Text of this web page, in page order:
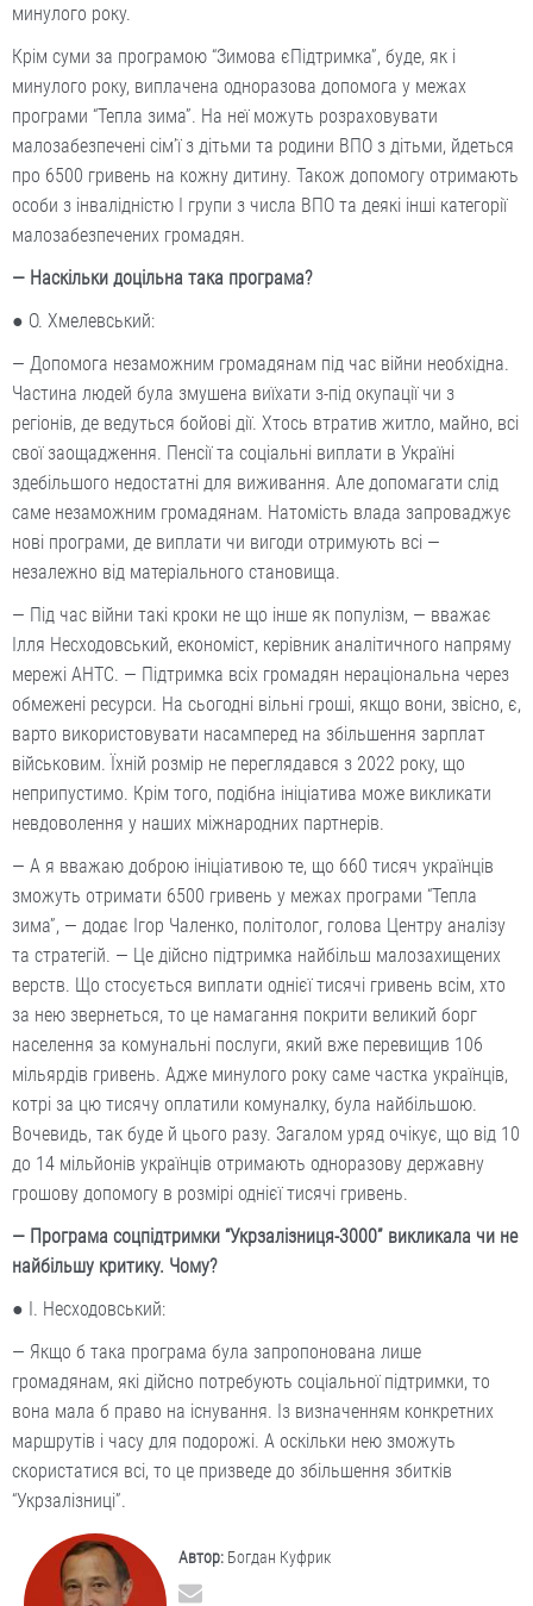
минулого року.
Крім суми за програмою “Зимова єПідтримка”, буде, як і
минулого року, виплачена одноразова допомога у межах
програми “Тепла зима”. На неї можуть розраховувати
малозабезпечені сім’ї з дітьми та родини ВПО з дітьми, йдеться
про 6500 гривень на кожну дитину. Також допомогу отримають
особи з інвалідністю І групи з числа ВПО та деякі інші категорії
малозабезпечених громадян.
— Наскільки доцільна така програма?
● О. Хмелевський:
— Допомога незаможним громадянам під час війни необхідна.
Частина людей була змушена виїхати з-під окупації чи з
регіонів, де ведуться бойові дії. Хтось втратив житло, майно, всі
свої заощадження. Пенсії та соціальні виплати в Україні
здебільшого недостатні для виживання. Але допомагати слід
саме незаможним громадянам. Натомість влада запроваджує
нові програми, де виплати чи вигоди отримують всі —
незалежно від матеріального становища.
— Під час війни такі кроки не що інше як популізм, — вважає
Ілля Несходовський, економіст, керівник аналітичного напряму
мережі АНТС. — Підтримка всіх громадян нераціональна через
обмежені ресурси. На сьогодні вільні гроші, якщо вони, звісно, є,
варто використовувати насамперед на збільшення зарплат
військовим. Їхній розмір не переглядався з 2022 року, що
неприпустимо. Крім того, подібна ініціатива може викликати
невдоволення у наших міжнародних партнерів.
— А я вважаю доброю ініціативою те, що 660 тисяч українців
зможуть отримати 6500 гривень у межах програми “Тепла
зима”, — додає Ігор Чаленко, політолог, голова Центру аналізу
та стратегій. — Це дійсно підтримка найбільш малозахищених
верств. Що стосується виплати однієї тисячі гривень всім, хто
за нею звернеться, то це намагання покрити великий борг
населення за комунальні послуги, який вже перевищив 106
мільярдів гривень. Адже минулого року саме частка українців,
котрі за цю тисячу оплатили комуналку, була найбільшою.
Вочевидь, так буде й цього разу. Загалом уряд очікує, що від 10
до 14 мільйонів українців отримають одноразову державну
грошову допомогу в розмірі однієї тисячі гривень.
— Програма соцпідтримки “Укрзалізниця-3000” викликала чи не
найбільшу критику. Чому?
● І. Несходовський:
— Якщо б така програма була запропонована лише
громадянам, які дійсно потребують соціальної підтримки, то
вона мала б право на існування. Із визначенням конкретних
маршрутів і часу для подорожі. А оскільки нею зможуть
скористатися всі, то це призведе до збільшення збитків
“Укрзалізниці”.
Автор: Богдан Куфрик